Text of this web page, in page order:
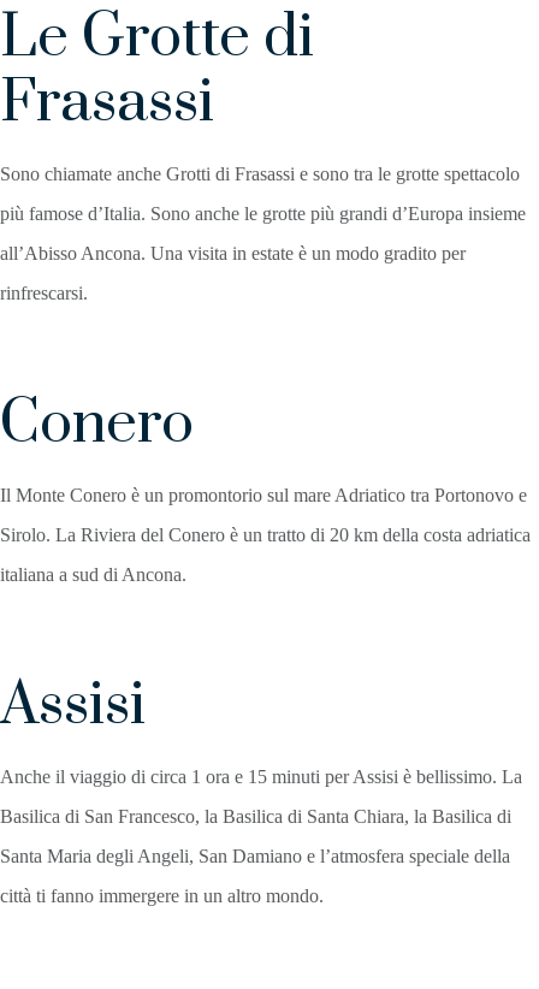
Le Grotte di
Frasassi
Sono chiamate anche Grotti di Frasassi e sono tra le grotte spettacolo
più famose d’Italia. Sono anche le grotte più grandi d’Europa insieme
all’Abisso Ancona. Una visita in estate è un modo gradito per
rinfrescarsi.
Conero
Il Monte Conero è un promontorio sul mare Adriatico tra Portonovo e
Sirolo. La Riviera del Conero è un tratto di 20 km della costa adriatica
italiana a sud di Ancona.
Assisi
Anche il viaggio di circa 1 ora e 15 minuti per Assisi è bellissimo. La
Basilica di San Francesco, la Basilica di Santa Chiara, la Basilica di
Santa Maria degli Angeli, San Damiano e l’atmosfera speciale della
città ti fanno immergere in un altro mondo.